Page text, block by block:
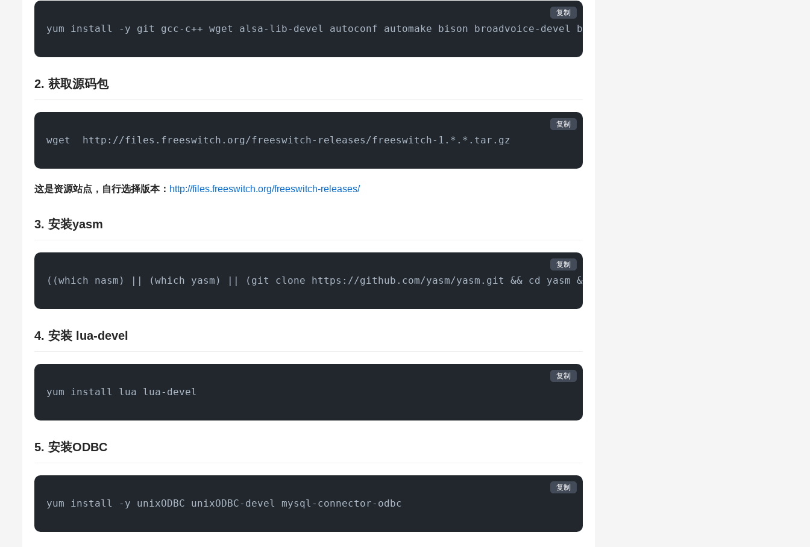
yum install -y git gcc-c++ wget alsa-lib-devel autoconf automake bison broadvoice-devel bzip2 curl-devel db-devel
复制
2. 获取源码包
wget  http://files.freeswitch.org/freeswitch-releases/freeswitch-1.*.*.tar.gz
复制
这是资源站点，自行选择版本： http://files.freeswitch.org/freeswitch-releases/
3. 安装yasm
((which nasm) || (which yasm) || (git clone https://github.com/yasm/yasm.git && cd yasm && ./autogen.sh && make && make
复制
4. 安装 lua-devel
yum install lua lua-devel
复制
5. 安装ODBC
yum install -y unixODBC unixODBC-devel mysql-connector-odbc
复制